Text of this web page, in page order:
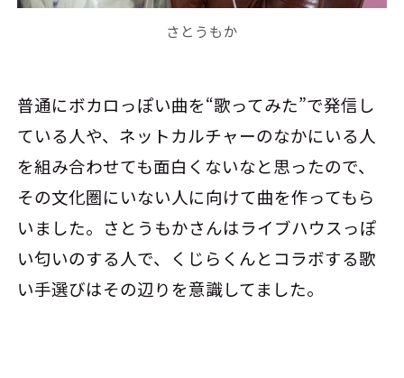
さとうもか
普通にボカロっぽい曲を“歌ってみた”で発信し
ている人や、ネットカルチャーのなかにいる人
を組み合わせても面白くないなと思ったので、
その文化圏にいない人に向けて曲を作ってもら
いました。さとうもかさんはライブハウスっぽ
い匂いのする人で、くじらくんとコラボする歌
い手選びはその辺りを意識してました。